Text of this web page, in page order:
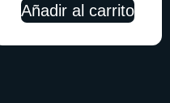
Añadir al carrito